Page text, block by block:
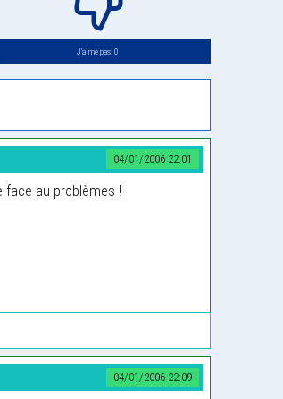
J’aime pas: 0
04/01/2006 22:01
face au problèmes !
04/01/2006 22:09